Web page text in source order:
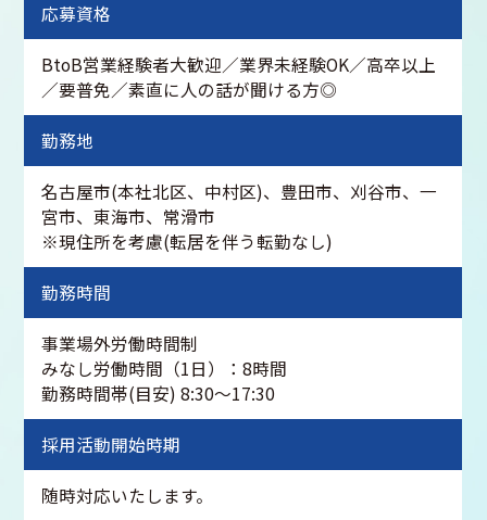
応募資格
BtoB営業経験者大歓迎／業界未経験OK／高卒以上
／要普免／素直に人の話が聞ける方◎
勤務地
名古屋市(本社北区、中村区)、豊田市、刈谷市、一
宮市、東海市、常滑市
※現住所を考慮(転居を伴う転勤なし)
勤務時間
事業場外労働時間制
みなし労働時間（1日）：8時間
勤務時間帯(目安) 8:30～17:30
採用活動開始時期
随時対応いたします。